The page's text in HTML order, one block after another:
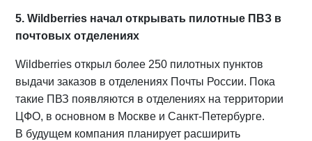
5. Wildberries начал открывать пилотные ПВЗ в
почтовых отделениях
Wildberries открыл более 250 пилотных пунктов
выдачи заказов в отделениях Почты России. Пока
такие ПВЗ появляются в отделениях на территории
ЦФО, в основном в Москве и Санкт-Петербурге.
В будущем компания планирует расширить